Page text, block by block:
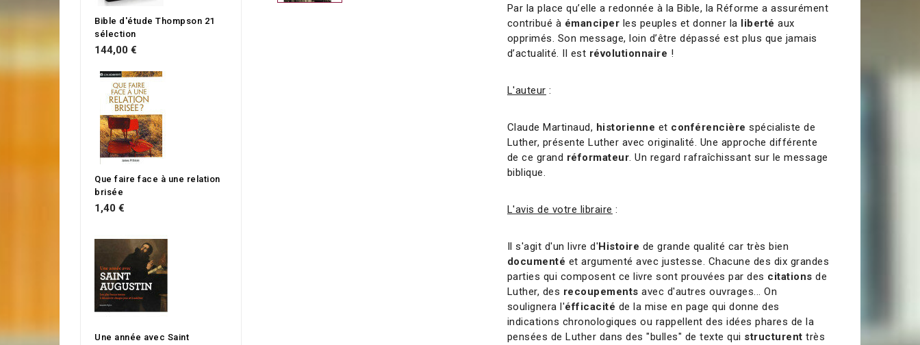
Par la place qu’elle a redonnée à la Bible, la Réforme a assurément
contribué à émanciper les peuples et donner la liberté aux
opprimés. Son message, loin d’être dépassé est plus que jamais
d’actualité. Il est révolutionnaire !
L'auteur :
Claude Martinaud, historienne et conférencièrespécialiste de
Luther, présente Luther avec originalité. Une approche différente
de ce grand réformateur. Un regard rafraîchissant sur le message
biblique.
L'avis de votre libraire :
Il s'agit d'un livre d'Histoire de grande qualité car très bien
documenté et argumenté avec justesse. Chacune des dix grandes
parties qui composent ce livre sont prouvées par des citations de
Luther, des recoupements avec d'autres ouvrages... On
soulignera l'éfficacité de la mise en page qui donne des
indications chronologiques ou rappellent des idées phares de la
pensées de Luther dans des "bulles" de texte qui structurent très
Bible d'étude Thompson 21
sélection
144,00 €
Que faire face à une relation
brisée
1,40 €
Une année avec Saint